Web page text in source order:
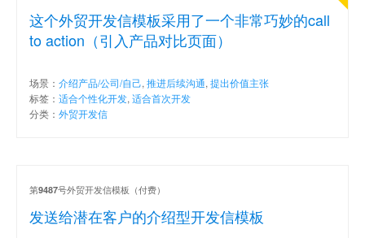
这个外贸开发信模板采用了一个非常巧妙的call
to action（引入产品对比页面）
场景： 介绍产品/公司/自己, 推进后续沟通, 提出价值主张
标签： 适合个性化开发, 适合首次开发
分类： 外贸开发信
发送给潜在客户的介绍型开发信模板
第9487号外贸开发信模板（付费）